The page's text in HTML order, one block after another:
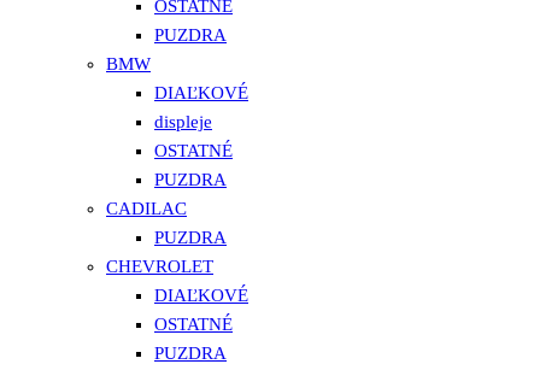
OSTATNÉ
PUZDRA
BMW
DIAĽKOVÉ
displeje
OSTATNÉ
PUZDRA
CADILAC
PUZDRA
CHEVROLET
DIAĽKOVÉ
OSTATNÉ
PUZDRA